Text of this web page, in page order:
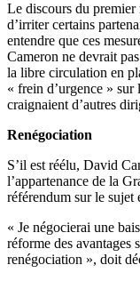
Le discours du premier
d’irriter certains
entendre que ces
Cameron ne devrait
la libre circulation en
« frein d’urgence » sur
craignaient d’autres
Renégociation
S’il est réélu, David
l’appartenance de la
référendum sur le sujet
« Je négocierai une
réforme des avantages
renégociation », doit